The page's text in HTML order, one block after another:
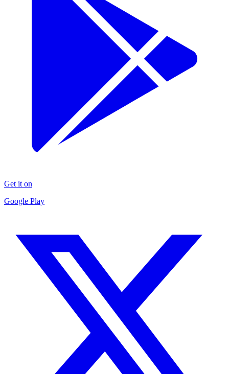
Get it on
Google Play